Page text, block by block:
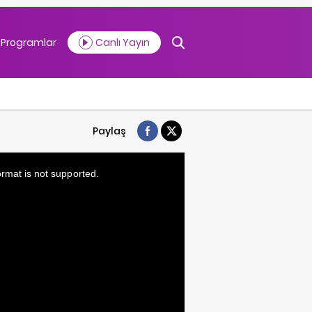
Programlar Canlı Yayın
Paylaş
is not supported.